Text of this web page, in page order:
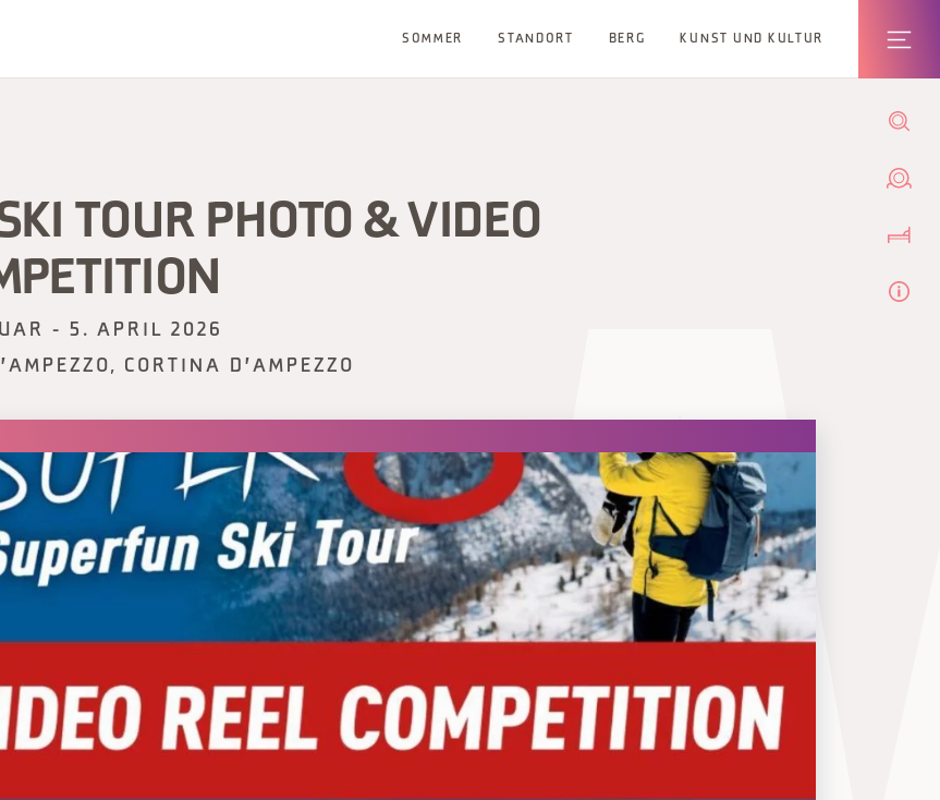
SOMMER STANDORT BERG KUNST UND KULTUR
TOUR PHOTO & VIDEO
- 5. APRIL 2026
CORTINA D'AMPEZZO